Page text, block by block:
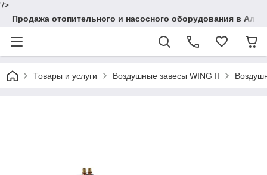
'/>
Продажа отопительного и насосного оборудования в
Товары и услуги Воздушные завесы WING II